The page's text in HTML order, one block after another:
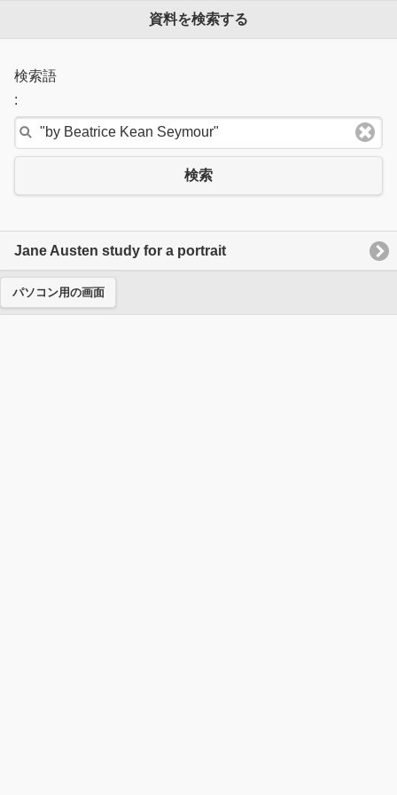
資料を検索する
検索語
:
検索
Jane Austen study for a portrait
パソコン用の画面